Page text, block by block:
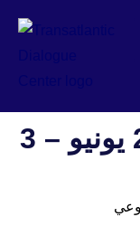
الإحاطة الأسبوعية 27 يونيو – 3